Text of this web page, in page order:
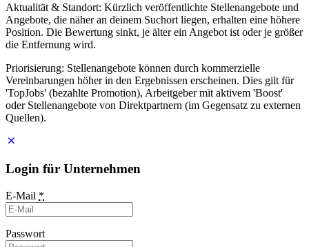
Aktualität & Standort: Kürzlich veröffentlichte Stellenangebote und
Angebote, die näher an deinem Suchort liegen, erhalten eine höhere
Position. Die Bewertung sinkt, je älter ein Angebot ist oder je größer
die Entfernung wird.
Priorisierung: Stellenangebote können durch kommerzielle
Vereinbarungen höher in den Ergebnissen erscheinen. Dies gilt für
'TopJobs' (bezahlte Promotion), Arbeitgeber mit aktivem 'Boost'
oder Stellenangebote von Direktpartnern (im Gegensatz zu externen
Quellen).
Login für Unternehmen
E-Mail *
Passwort